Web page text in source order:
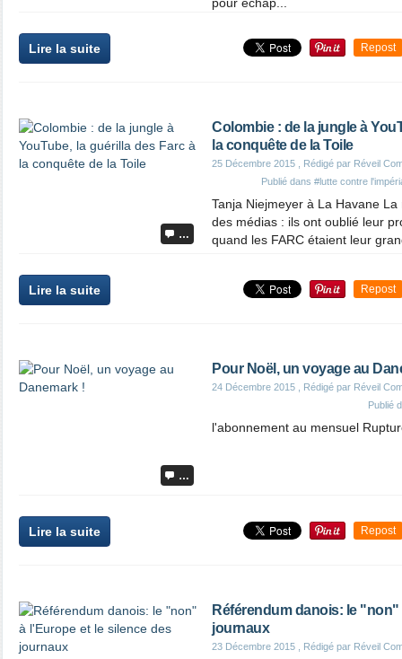
Lire la suite Repost
…
Colombie : de la jungle à
la conquête de la Toile
25 Décembre 2015 , Rédigé par Réveil
Publié dans #lutte contre
Tanja Niejmeyer à La Havane
des médias : ils ont oublié leur
quand les FARC étaient leur
Lire la suite Repost
…
Pour Noël, un voyage au
24 Décembre 2015 , Rédigé par Réveil
Publié
l'abonnement au mensuel
Lire la suite Repost
Référendum danois: le
journaux
23 Décembre 2015 , Rédigé par Réveil